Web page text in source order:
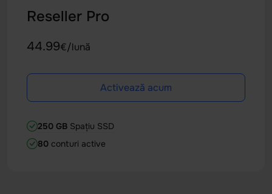
Reseller Pro
44.99€/lună
Activează acum
250 GB Spațiu SSD
80 conturi active